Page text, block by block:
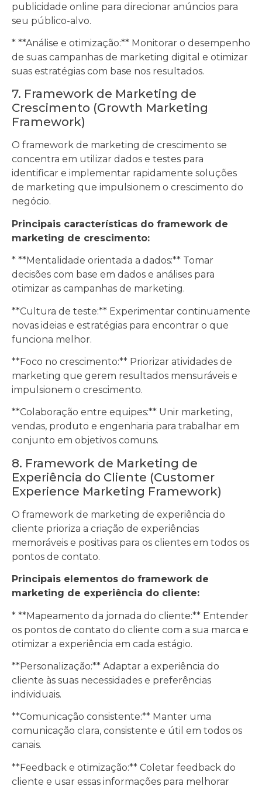
publicidade online para direcionar anúncios para
seu público-alvo.
* **Análise e otimização:** Monitorar o desempenho
de suas campanhas de marketing digital e otimizar
suas estratégias com base nos resultados.
7. Framework de Marketing de
Crescimento (Growth Marketing
Framework)
O framework de marketing de crescimento se
concentra em utilizar dados e testes para
identificar e implementar rapidamente soluções
de marketing que impulsionem o crescimento do
negócio.
Principais características do framework de
marketing de crescimento:
* **Mentalidade orientada a dados:** Tomar
decisões com base em dados e análises para
otimizar as campanhas de marketing.
**Cultura de teste:** Experimentar continuamente
novas ideias e estratégias para encontrar o que
funciona melhor.
**Foco no crescimento:** Priorizar atividades de
marketing que gerem resultados mensuráveis e
impulsionem o crescimento.
**Colaboração entre equipes:** Unir marketing,
vendas, produto e engenharia para trabalhar em
conjunto em objetivos comuns.
8. Framework de Marketing de
Experiência do Cliente (Customer
Experience Marketing Framework)
O framework de marketing de experiência do
cliente prioriza a criação de experiências
memoráveis e positivas para os clientes em todos os
pontos de contato.
Principais elementos do framework de
marketing de experiência do cliente:
* **Mapeamento da jornada do cliente:** Entender
os pontos de contato do cliente com a sua marca e
otimizar a experiência em cada estágio.
**Personalização:** Adaptar a experiência do
cliente às suas necessidades e preferências
individuais.
**Comunicação consistente:** Manter uma
comunicação clara, consistente e útil em todos os
canais.
**Feedback e otimização:** Coletar feedback do
cliente e usar essas informações para melhorar